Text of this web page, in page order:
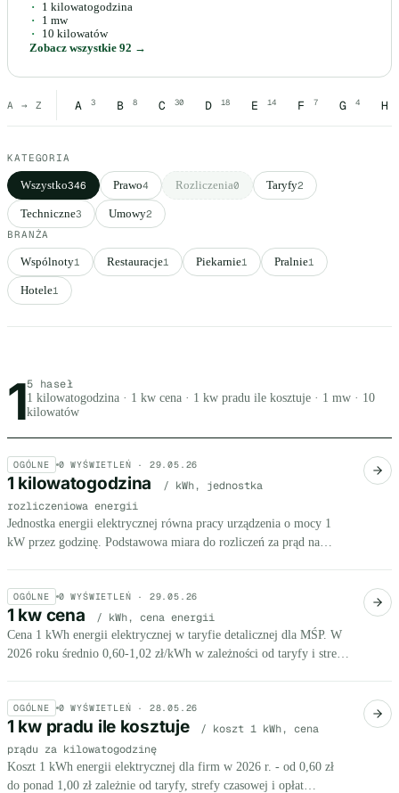
1 kilowatogodzina
1 mw
10 kilowatów
Zobacz wszystkie 92 →
A → Z A 3 B 8 C 30 D 18 E 14 F 7 G 4 H
KATEGORIA
Wszystko346 Prawo4 Rozliczenia0 Taryfy2
Techniczne3 Umowy2
BRANŻA
Wspólnoty1 Restauracje1 Piekarnie1 Pralnie1
Hotele1
Wszystkie hasła
Litera 1, 5 haseł
15 haseł
1 kilowatogodzina · 1 kw cena · 1 kw pradu ile kosztuje · 1 mw · 10
kilowatów
OGÓLNE 0 WYŚWIETLEŃ · 29.05.26
1 kilowatogodzina
/ kWh, jednostka
rozliczeniowa energii
Jednostka energii elektrycznej równa pracy urządzenia o mocy 1
kW przez godzinę. Podstawowa miara do rozliczeń za prąd na
OGÓLNE 0 WYŚWIETLEŃ · 29.05.26
1 kw cena / kWh, cena energii
Cena 1 kWh energii elektrycznej w taryfie detalicznej dla MŚP. W
2026 roku średnio 0,60-1,02 zł/kWh w zależności od taryfy i strefy
OGÓLNE 0 WYŚWIETLEŃ · 28.05.26
1 kw pradu ile kosztuje
/ koszt 1 kWh, cena
prądu za kilowatogodzinę
Koszt 1 kWh energii elektrycznej dla firm w 2026 r. - od 0,60 zł
do ponad 1,00 zł zależnie od taryfy, strefy czasowej i opłat